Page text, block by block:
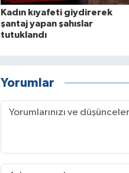
Kadın kıyafeti giydirerek
şantaj yapan şahıslar
tutuklandı
Yorumlar